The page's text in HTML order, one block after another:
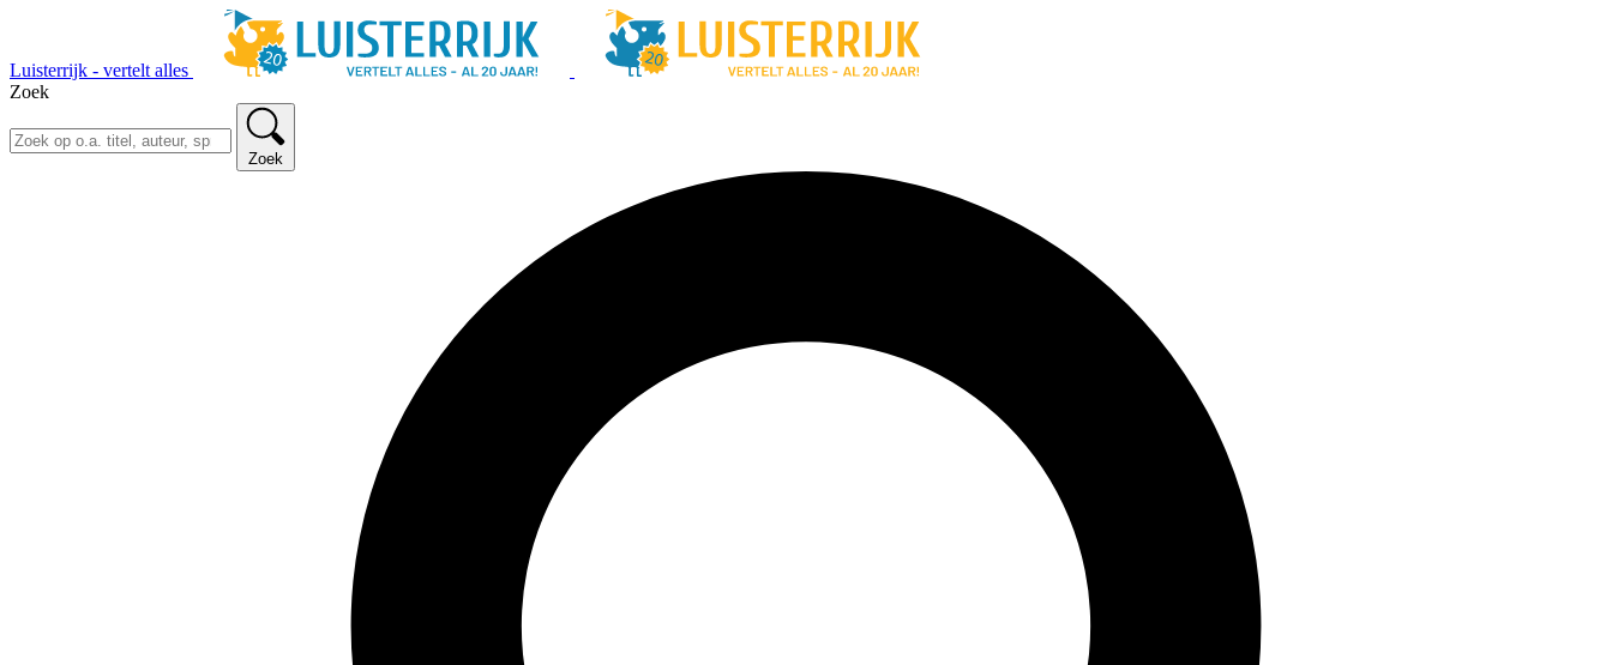
Luisterrijk - vertelt alles
Zoek
Zoek